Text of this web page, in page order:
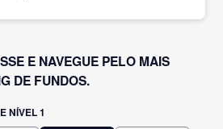
E NAVEGUE PELO MAIS
DE FUNDOS.
NÍVEL 1